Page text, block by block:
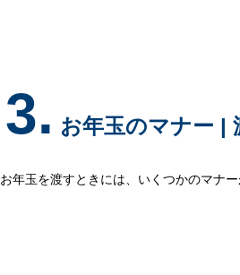
3. お年玉のマナー |
お年玉を渡すときには、いくつかのマナー